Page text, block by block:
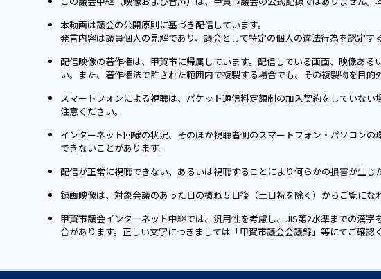
本動画は議会の公開原則に基づき配信しています。
発言内容は議員個人の見解であり、議会として特定の個人の違法行為を認定す
配信映像の著作権は、甲賀市に帰属しています。配信している画面、映像あ
い。また、著作権法で許された範囲内で複製する場合でも、その複製物を目的
スマートフォンによる視聴は、パケット通信料定額制の加入契約をしていな
注意ください。
インターネット回線の状況、そのほか視聴者側のスマートフォン・パソコン
できないことがあります。
配信が正常に視聴できない、あるいは視聴することにより何らかの損害が生じ
録画映像は、対象会議のあった日の概ね５日後（土日祝を除く）からご覧になれ
甲賀市議会インターネット中継では、汎用性を考慮し、JIS第2水準までの漢
合があります。正しい文字につきましては「甲賀市議会会議録」等にてご確認